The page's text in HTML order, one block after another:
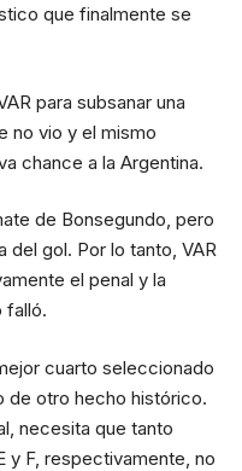
que finalmente se
para subsanar una
no vio y el mismo
chance a la Argentina.
de Bonsegundo, pero
del gol. Por lo tanto, VAR
el penal y la
falló.
cuarto seleccionado
de otro hecho histórico.
necesita que tanto
y F, respectivamente, no